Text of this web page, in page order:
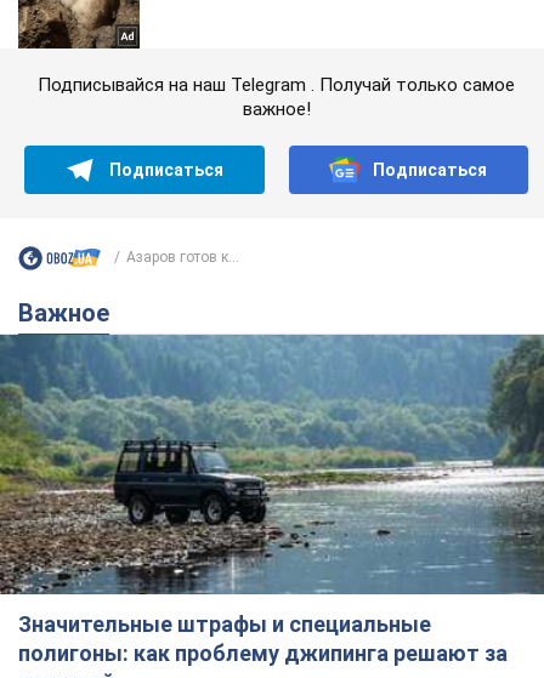
Подписывайся на наш Telegram . Получай только самое
важное!
Подписаться Подписаться
Азаров готов к...
Важное
Значительные штрафы и специальные
полигоны: как проблему джипинга решают за